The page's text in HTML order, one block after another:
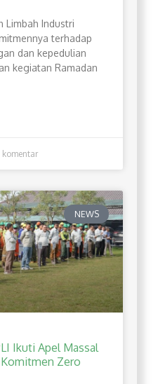
Limbah Industri
terhadap
dan kepedulian
kegiatan Ramadan
NEWS
Ikuti Apel Massal
Zero